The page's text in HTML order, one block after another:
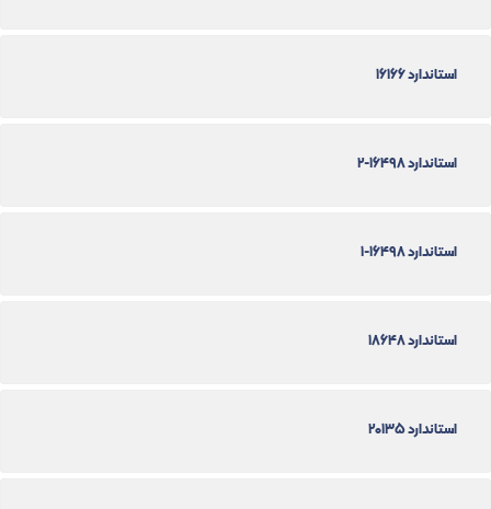
استاندارد 16166
استاندارد 16498-2
استاندارد 16498-1
استاندارد 18648
استاندارد 20135